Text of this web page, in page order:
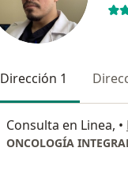
Dirección 1
Consulta en Linea, •
ONCOLOGÍA